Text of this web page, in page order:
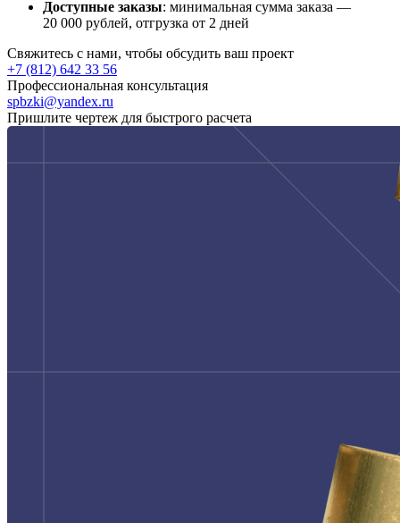
Доступные заказы: минимальная сумма заказа —
20 000 рублей, отгрузка от 2 дней
Свяжитесь с нами, чтобы обсудить ваш проект
+7 (812) 642 33 56
Профессиональная консультация
spbzki@yandex.ru
Пришлите чертеж для быстрого расчета